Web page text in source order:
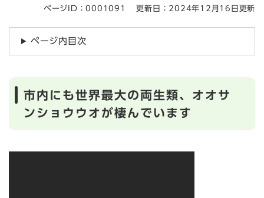
ページID：0001091 更新日：2024年12月16日更新
ページ内目次
市内にも世界最大の両生類、オオサ
ンショウウオが棲んでいます